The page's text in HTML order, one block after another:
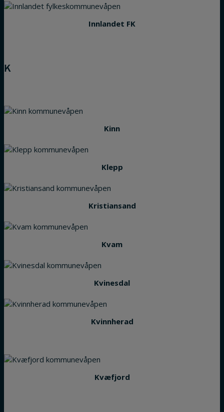
Innlandet FK
K
Kinn
Klepp
Kristiansand
Kvam
Kvinesdal
Kvinnherad
Kvæfjord